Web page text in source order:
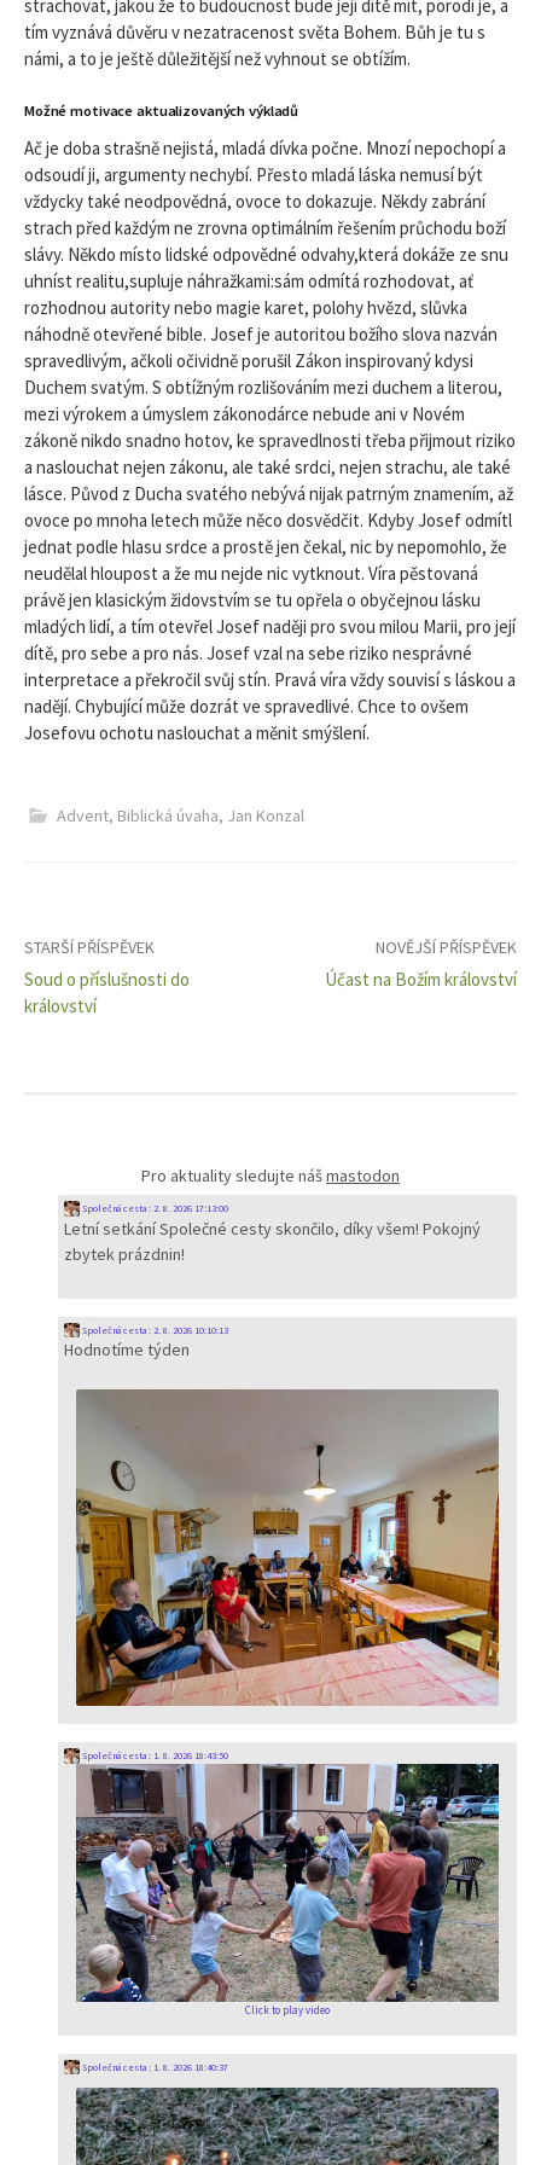
strachovat, jakou že to budoucnost bude její dítě mít, porodí je, a
tím vyznává důvěru v nezatracenost světa Bohem. Bůh je tu s
námi, a to je ještě důležitější než vyhnout se obtížím.
Možné motivace aktualizovaných výkladů
Ač je doba strašně nejistá, mladá dívka počne. Mnozí nepochopí a
odsoudí ji, argumenty nechybí. Přesto mladá láska nemusí být
vždycky také neodpovědná, ovoce to dokazuje. Někdy zabrání
strach před každým ne zrovna optimálním řešením průchodu boží
slávy. Někdo místo lidské odpovědné odvahy,která dokáže ze snu
uhníst realitu,supluje náhražkami:sám odmítá rozhodovat, ať
rozhodnou autority nebo magie karet, polohy hvězd, slůvka
náhodně otevřené bible. Josef je autoritou božího slova nazván
spravedlivým, ačkoli očividně porušil Zákon inspirovaný kdysi
Duchem svatým. S obtížným rozlišováním mezi duchem a literou,
mezi výrokem a úmyslem zákonodárce nebude ani v Novém
zákoně nikdo snadno hotov, ke spravedlnosti třeba přijmout riziko
a naslouchat nejen zákonu, ale také srdci, nejen strachu, ale také
lásce. Původ z Ducha svatého nebývá nijak patrným znamením, až
ovoce po mnoha letech může něco dosvědčit. Kdyby Josef odmítl
jednat podle hlasu srdce a prostě jen čekal, nic by nepomohlo, že
neudělal hloupost a že mu nejde nic vytknout. Víra pěstovaná
právě jen klasickým židovstvím se tu opřela o obyčejnou lásku
mladých lidí, a tím otevřel Josef naději pro svou milou Marii, pro její
dítě, pro sebe a pro nás. Josef vzal na sebe riziko nesprávné
interpretace a překročil svůj stín. Pravá víra vždy souvisí s láskou a
nadějí. Chybující může dozrát ve spravedlivé. Chce to ovšem
Josefovu ochotu naslouchat a měnit smýšlení.
Advent, Biblická úvaha, Jan Konzal
Navigace
pro
STARŠÍ PŘÍSPĚVEK
Soud o příslušnosti do
království
NOVĚJŠÍ PŘÍSPĚVEK
Účast na Božím království
Pro aktuality sledujte nášmastodon
Společná cesta: 2. 8. 2026 17:13:00
Letní setkání Společné cesty skončilo, díky všem! Pokojný
zbytek prázdnin!
Společná cesta: 2. 8. 2026 10:10:13
Hodnotíme týden
Společná cesta: 1. 8. 2026 18:43:50
Click to play video
Společná cesta: 1. 8. 2026 18:40:37